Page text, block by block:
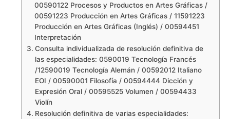
00590122 Procesos y Productos en Artes Gráficas /
00591223 Producción en Artes Gráficas / 11591223
Producción en Artes Gráficas (Inglés) / 00594451
Interpretación
Consulta individualizada de resolución definitiva de
las especialidades: 0590019 Tecnología Francés
/12590019 Tecnología Alemán / 00592012 Italiano
EOI / 00590001 Filosofía / 00594444 Dicción y
Expresión Oral / 00595525 Volumen / 00594433
Violín
Resolución definitiva de varias especialidades: